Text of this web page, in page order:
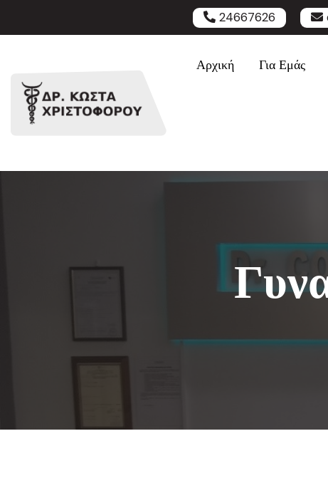
24667626
Αρχική Για Εμάς